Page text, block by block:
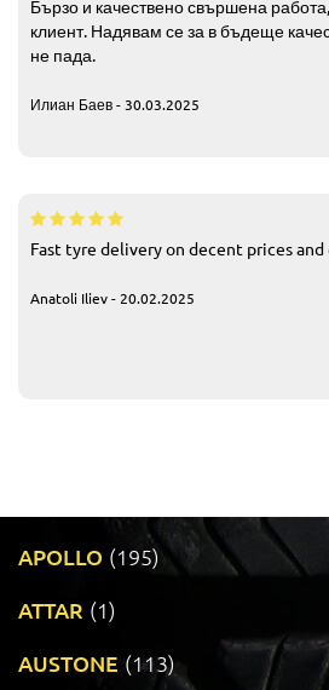
Бързо и качествено свършена
клиент. Надявам се за в бъдеще
не пада.
Илиан Баев - 30.03.2025
Fast tyre delivery on decent prices
Anatoli Iliev - 20.02.2025
APOLLO (195)
ATTAR (1)
AUSTONE (113)